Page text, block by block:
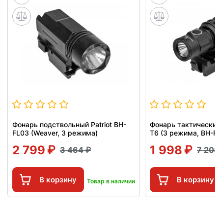
Фонарь подствольный Patriot BH-
FL03 (Weaver, 3 режима)
2 799 3 464
В корзину Товар в наличии
Фонарь
Т6 (3 режима, BH-
1 998 7
В корзину